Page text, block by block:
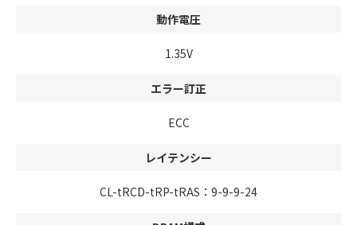
動作電圧
1.35V
エラー訂正
ECC
レイテンシー
CL-tRCD-tRP-tRAS：9-9-9-24